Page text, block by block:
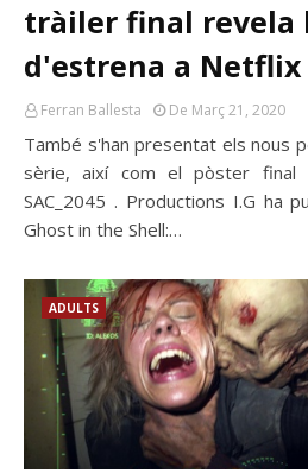
tràiler final revela
d'estrena a Netflix
Ferran Ballesta De Març 21, 2020
També s'han presentat els nous
sèrie, així com el pòster final
SAC_2045 . Productions I.G ha
Ghost in the Shell:…
ADULTS